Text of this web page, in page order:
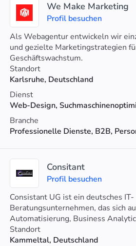
We Make Marketing
Profil besuchen
Als Webagentur entwickeln wir
und gezielte Marketingstrategien
Geschäftswachstum.
Standort
Karlsruhe, Deutschland
Dienst
Branche
Consitant
Profil besuchen
Consistant UG ist ein deutsches IT-
Beratungsunternehmen, das sich
Automatisierung, Business
Strategieberatung, Webdesign,
und umfassenden Kundensupport
Standort
Kammeltal, Deutschland